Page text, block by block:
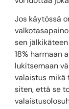
Jos käytössä
sen
18% harmaan
lukitsemaan
valaistus mikä
siten, että se